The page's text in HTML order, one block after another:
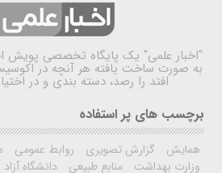
"اخبار علمی" یک پایگاه تخصصی پویش
به صورت ساخت یافته هر آنچه در
افتد را رصد، دسته بندی و در
برچسب های پر استفاده
همایش گزارش تصویری روابط عمومی
وزارت بهداشت
منابع طبیعی دانشگاه آزاد